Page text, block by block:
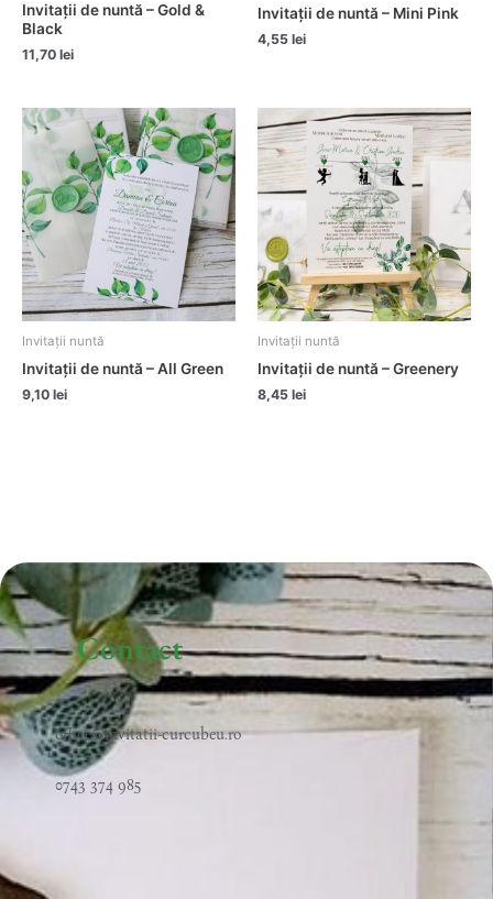
Invitații de nuntă – Gold &
Black
11,70 lei
Invitații de nuntă – Mini Pink
4,55 lei
Invitații nuntă
Invitații de nuntă – All Green
9,10 lei
Invitații nuntă
Invitații de nuntă – Greenery
8,45 lei
Contact
office@invitatii-curcubeu.ro
0743 374 985